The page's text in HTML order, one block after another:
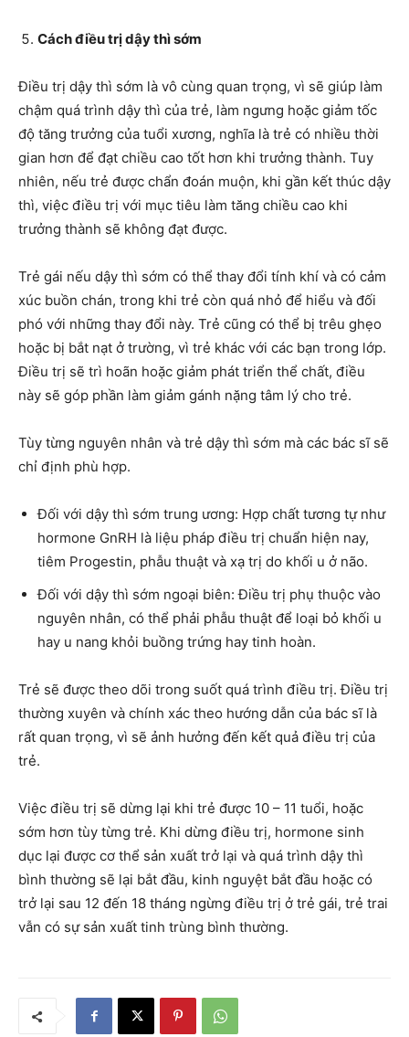
Cách điều trị dậy thì sớm
Điều trị dậy thì sớm là vô cùng quan trọng, vì sẽ giúp làm
chậm quá trình dậy thì của trẻ, làm ngưng hoặc giảm tốc
độ tăng trưởng của tuổi xương, nghĩa là trẻ có nhiều thời
gian hơn để đạt chiều cao tốt hơn khi trưởng thành. Tuy
nhiên, nếu trẻ được chẩn đoán muộn, khi gần kết thúc dậy
thì, việc điều trị với mục tiêu làm tăng chiều cao khi
trưởng thành sẽ không đạt được.
Trẻ gái nếu dậy thì sớm có thể thay đổi tính khí và có cảm
xúc buồn chán, trong khi trẻ còn quá nhỏ để hiểu và đối
phó với những thay đổi này. Trẻ cũng có thể bị trêu ghẹo
hoặc bị bắt nạt ở trường, vì trẻ khác với các bạn trong lớp.
Điều trị sẽ trì hoãn hoặc giảm phát triển thể chất, điều
này sẽ góp phần làm giảm gánh nặng tâm lý cho trẻ.
Tùy từng nguyên nhân và trẻ dậy thì sớm mà các bác sĩ sẽ
chỉ định phù hợp.
Đối với dậy thì sớm trung ương: Hợp chất tương tự như
hormone GnRH là liệu pháp điều trị chuẩn hiện nay,
tiêm Progestin, phẫu thuật và xạ trị do khối u ở não.
Đối với dậy thì sớm ngoại biên: Điều trị phụ thuộc vào
nguyên nhân, có thể phải phẫu thuật để loại bỏ khối u
hay u nang khỏi buồng trứng hay tinh hoàn.
Trẻ sẽ được theo dõi trong suốt quá trình điều trị. Điều trị
thường xuyên và chính xác theo hướng dẫn của bác sĩ là
rất quan trọng, vì sẽ ảnh hưởng đến kết quả điều trị của
trẻ.
Việc điều trị sẽ dừng lại khi trẻ được 10 – 11 tuổi, hoặc
sớm hơn tùy từng trẻ. Khi dừng điều trị, hormone sinh
dục lại được cơ thể sản xuất trở lại và quá trình dậy thì
bình thường sẽ lại bắt đầu, kinh nguyệt bắt đầu hoặc có
trở lại sau 12 đến 18 tháng ngừng điều trị ở trẻ gái, trẻ trai
vẫn có sự sản xuất tinh trùng bình thường.